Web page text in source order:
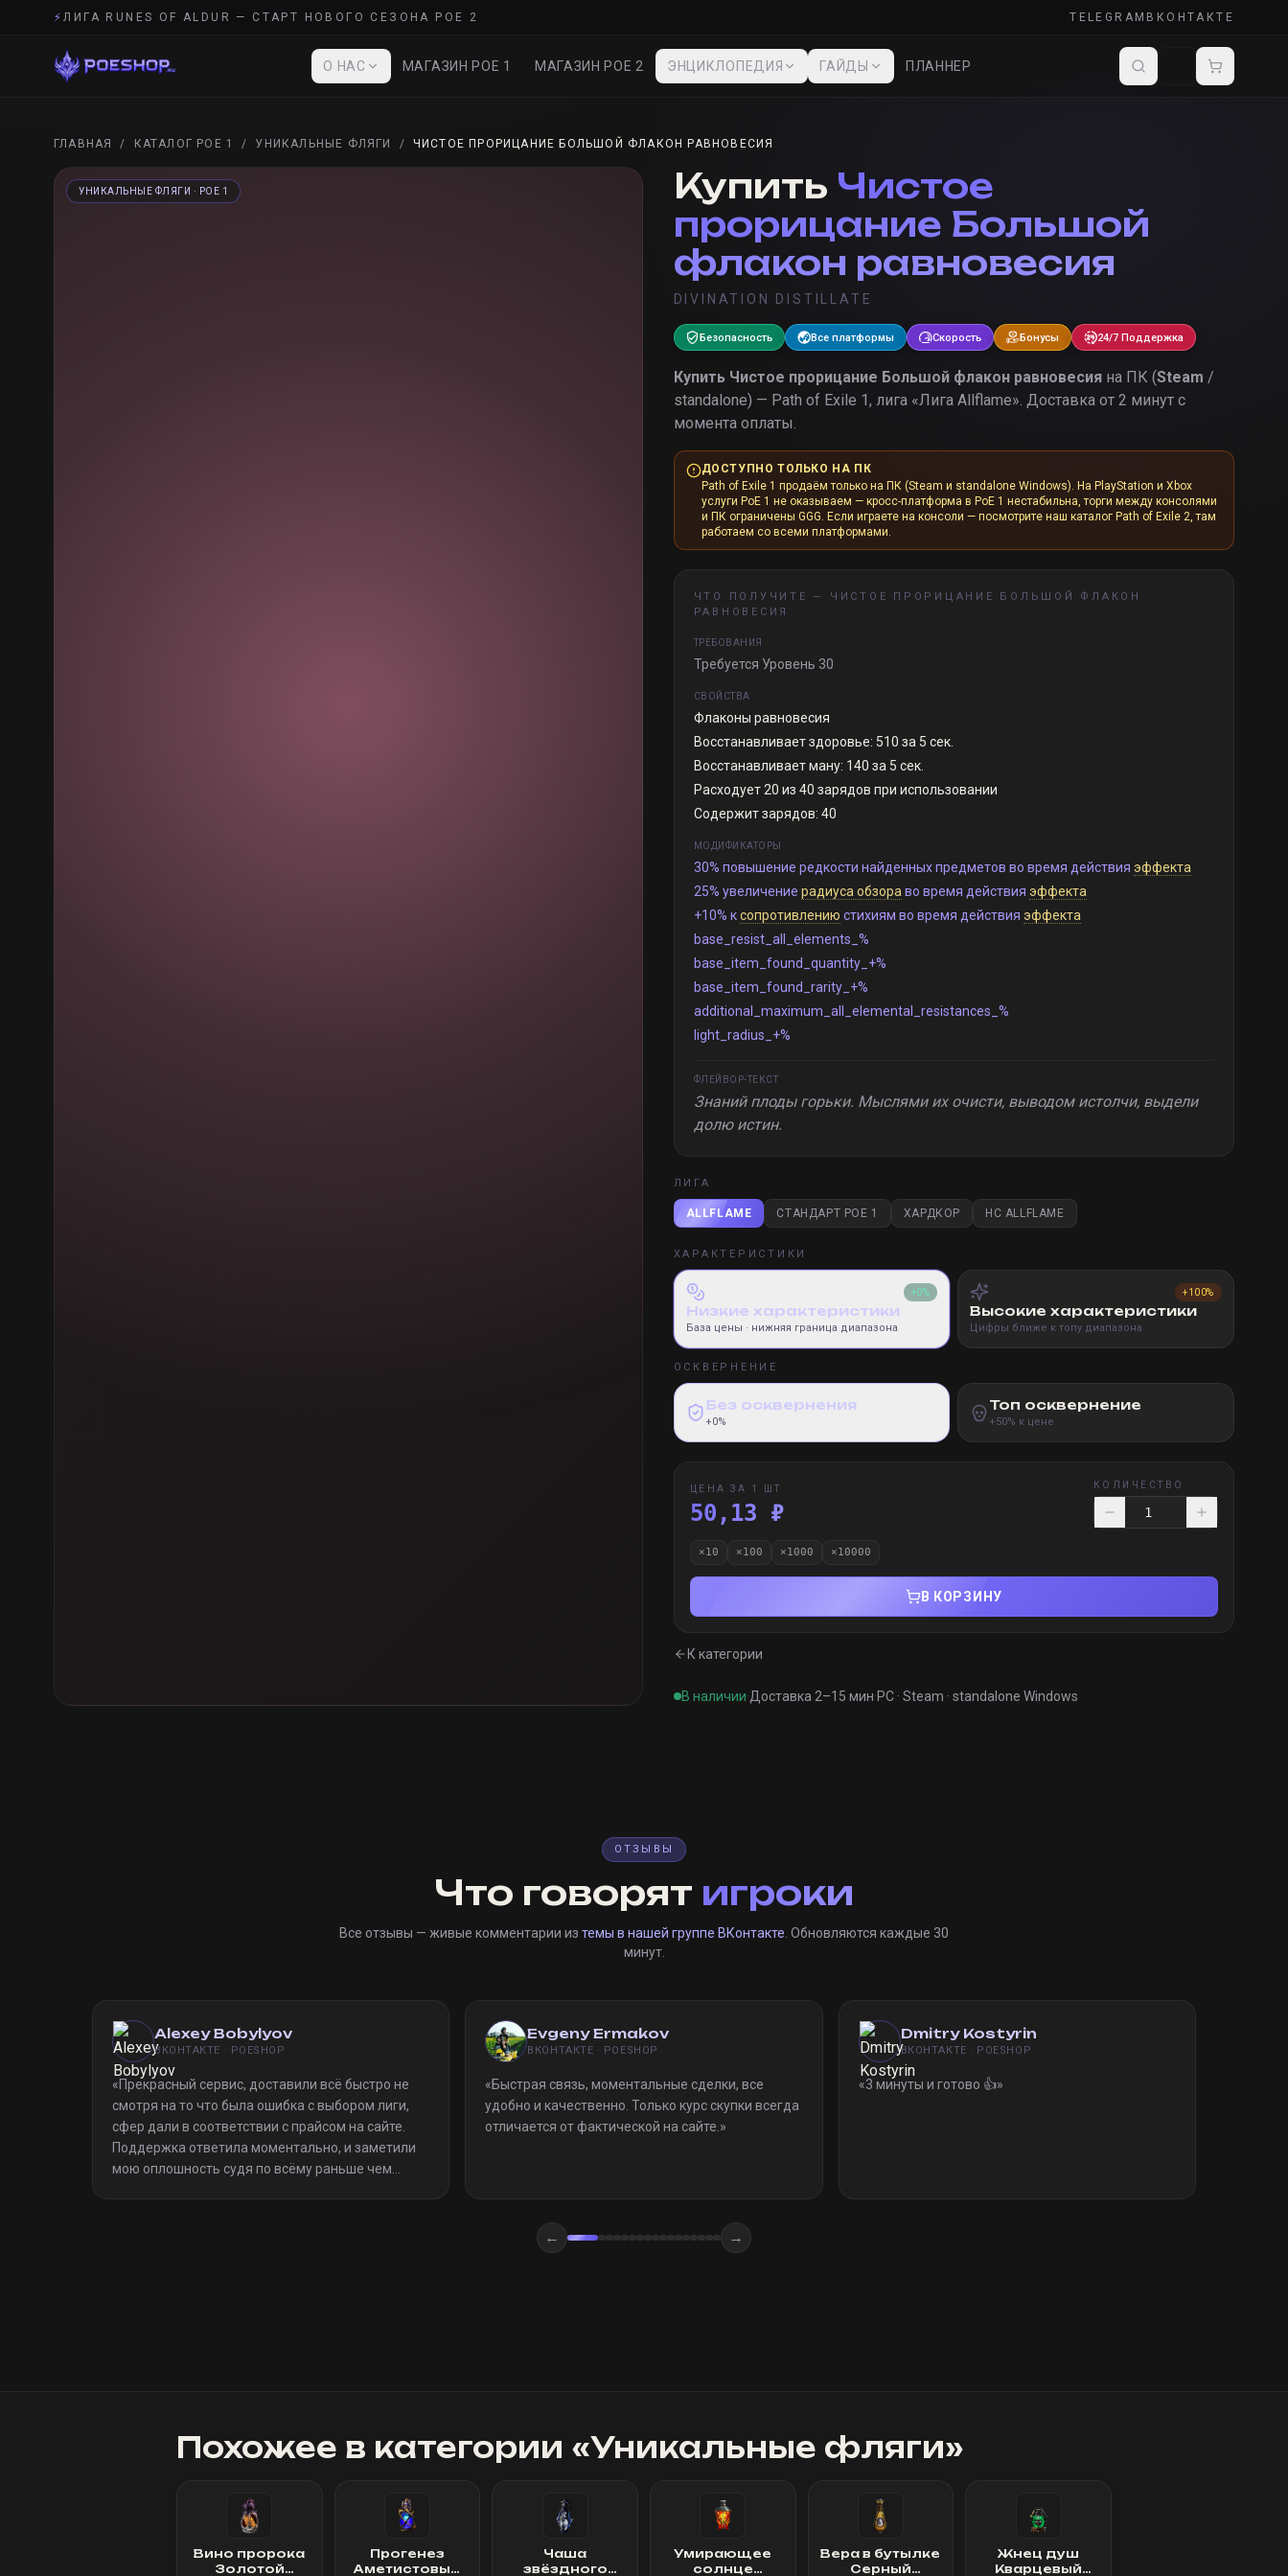
⚡ЛИГА RUNES OF ALDUR — СТАРТ НОВОГО СЕЗОНА POE 2 TELEGRAM ВКОНТАКТЕ
О НАС МАГАЗИН POE 1 МАГАЗИН POE 2 ЭНЦИКЛОПЕДИЯ ГАЙДЫ ПЛАННЕР
ГЛАВНАЯ / КАТАЛОГ POE 1 / УНИКАЛЬНЫЕ ФЛЯГИ / ЧИСТОЕ ПРОРИЦАНИЕ БОЛЬШОЙ ФЛАКОН РАВНОВЕСИЯ
УНИКАЛЬНЫЕ ФЛЯГИ · POE 1 Купить Чистое
прорицание Большой
флакон равновесия
DIVINATION DISTILLATE
Безопасность Все платформы Скорость Бонусы 24/7 Поддержка
Купить Чистое прорицание Большой флакон равновесия на ПК (Steam /
standalone) — Path of Exile 1, лига «Лига Allflame». Доставка от 2 минут с
момента оплаты.
ДОСТУПНО ТОЛЬКО НА ПК
Path of Exile 1 продаём только на ПК (Steam и standalone Windows). На PlayStation и Xbox
услуги PoE 1 не оказываем — кросс-платформа в PoE 1 нестабильна, торги между консолями
и ПК ограничены GGG. Если играете на консоли — посмотрите наш каталог Path of Exile 2, там
работаем со всеми платформами.
ЧТО ПОЛУЧИТЕ — ЧИСТОЕ ПРОРИЦАНИЕ БОЛЬШОЙ ФЛАКОН
РАВНОВЕСИЯ
ТРЕБОВАНИЯ
Требуется Уровень 30
СВОЙСТВА
Флаконы равновесия
Восстанавливает здоровье: 510 за 5 сек.
Восстанавливает ману: 140 за 5 сек.
Расходует 20 из 40 зарядов при использовании
Содержит зарядов: 40
МОДИФИКАТОРЫ
30% повышение редкости найденных предметов во время действия эффекта
25% увеличение радиуса обзора во время действия эффекта
+10% ксопротивлению стихиям во время действия эффекта
base_resist_all_elements_%
base_item_found_quantity_+%
base_item_found_rarity_+%
additional_maximum_all_elemental_resistances_%
light_radius_+%
ФЛЕЙВОР-ТЕКСТ
Знаний плоды горьки. Мыслями их очисти, выводом истолчи, выдели
долю истин.
ЛИГА
ALLFLAME СТАНДАРТ POE 1 ХАРДКОР HC ALLFLAME
ХАРАКТЕРИСТИКИ
+0%
Низкие характеристики
База цены · нижняя граница диапазона
+100%
Высокие характеристики
Цифры ближе к топу диапазона
ОСКВЕРНЕНИЕ
Без осквернения
+0%
Топ осквернение
+50% к цене
ЦЕНА ЗА 1 ШТ
50,13 ₽
КОЛИЧЕСТВО
×10 ×100 ×1000 ×10000
В КОРЗИНУ
К категории
В наличии·Доставка 2–15 мин·PC · Steam · standalone Windows
ОТЗЫВЫ
Что говорят игроки
Все отзывы — живые комментарии из темы в нашей группе ВКонтакте . Обновляются каждые 30
минут.
Alexey Bobylyov
ВКОНТАКТЕ · POESHOP
«Прекрасный сервис, доставили всё быстро не
смотря на то что была ошибка с выбором лиги,
сфер дали в соответствии с прайсом на сайте.
Поддержка ответила моментально, и заметили
мою оплошность судя по всёму раньше чем
Evgeny Ermakov
ВКОНТАКТЕ · POESHOP
«Быстрая связь, моментальные сделки, все
удобно и качественно. Только курс скупки всегда
отличается от фактической на сайте. »
Dmitry Kostyrin
ВКОНТАКТЕ · POESHOP
«3 минуты и готово 👍»
← →
Похожее в категории «Уникальные фляги»
Вино пророка
Золотой
Прогенез
Аметистовый
Чаша
звёздного
Умирающее
солнце
Вера в бутылке
Серный
Жнец душ
Кварцевый